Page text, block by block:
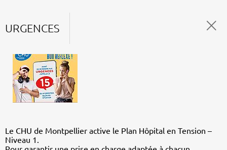
URGENCES
Le CHU de Montpellier active le Plan Hôpital en Tension –
Niveau 1.